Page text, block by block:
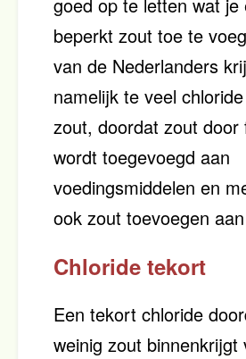
goed op te letten wat je
beperkt zout toe te
van de Nederlanders
namelijk te veel
zout, doordat zout door
wordt toegevoegd aan
voedingsmiddelen en
ook zout toevoegen
Chloride tekort
Een tekort chloride
weinig zout binnenkrijgt